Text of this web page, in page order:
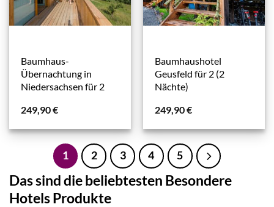
Baumhaus-
Übernachtung in
Niedersachsen für 2
249,90€
Baumhaushotel
Geusfeld für 2 (2
Nächte)
249,90€
1 2 3 4 5
Das sind die beliebtesten Besondere
Hotels Produkte